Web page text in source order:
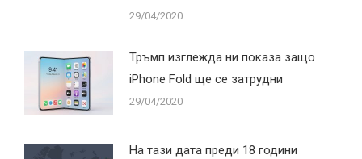
29/04/2020
Тръмп изглежда ни показа защо
iPhone Fold ще се затрудни
29/04/2020
На тази дата преди 18 години